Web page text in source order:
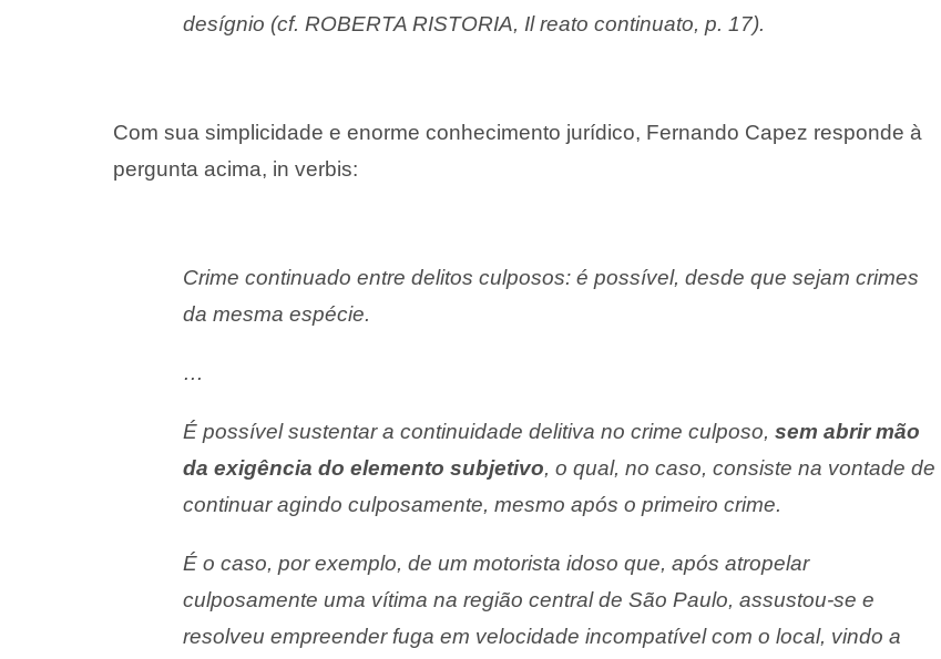
desígnio (cf. ROBERTA RISTORIA, Il reato continuato, p. 17).
Com sua simplicidade e enorme conhecimento jurídico, Fernando Capez responde à
pergunta acima, in verbis:
Crime continuado entre delitos culposos: é possível, desde que sejam crimes
da mesma espécie.
…
É possível sustentar a continuidade delitiva no crime culposo, sem abrir mão
da exigência do elemento subjetivo, o qual, no caso, consiste na vontade de
continuar agindo culposamente, mesmo após o primeiro crime.
É o caso, por exemplo, de um motorista idoso que, após atropelar
culposamente uma vítima na região central de São Paulo, assustou-se e
resolveu empreender fuga em velocidade incompatível com o local, vindo a